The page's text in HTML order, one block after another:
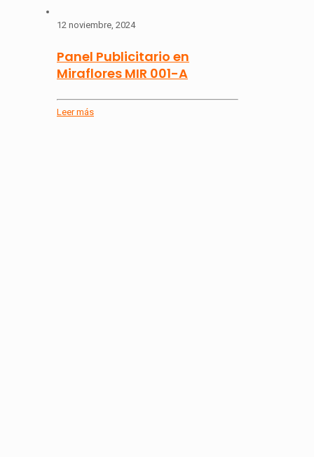
12 noviembre, 2024
Panel Publicitario en
Miraflores MIR 001-A
Leer más